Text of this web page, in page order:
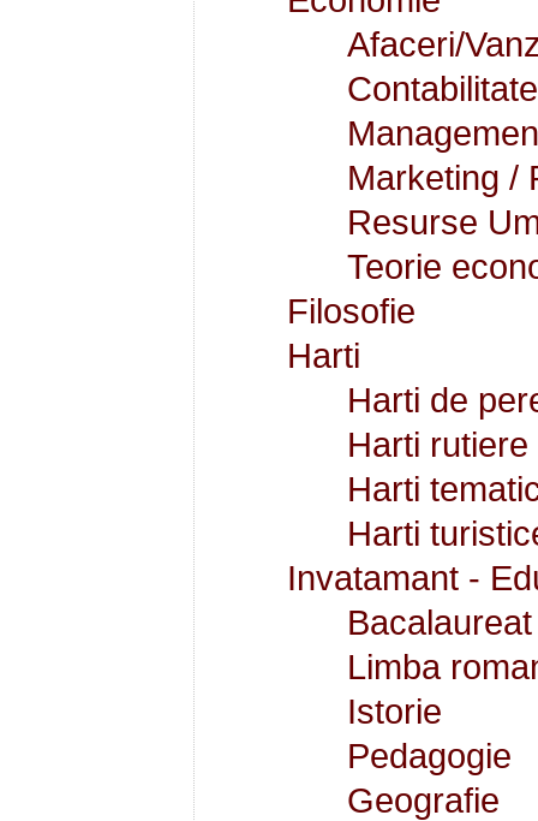
Afaceri/
Contabilitate
Marketing /
Resurse
Teorie
Filosofie
Harti
Harti de
Harti rutiere
Harti
Harti
Invatamant -
Limba
Istorie
Pedagogie
Geografie